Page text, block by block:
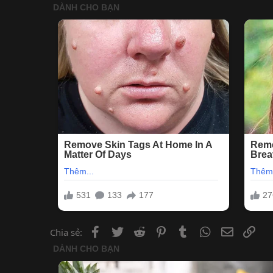
Chia sẻ: Facebook
Twitter Reddit PinterestTumblr WhatsApp
Email